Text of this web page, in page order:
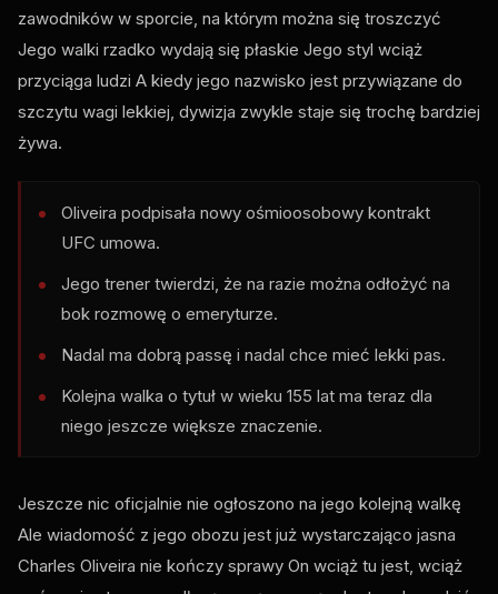
zawodników w sporcie, na którym można się troszczyć
Jego walki rzadko wydają się płaskie Jego styl wciąż
przyciąga ludzi A kiedy jego nazwisko jest przywiązane do
szczytu wagi lekkiej, dywizja zwykle staje się trochę bardziej
żywa.
Oliveira podpisała nowy ośmioosobowy kontrakt
UFC umowa.
Jego trener twierdzi, że na razie można odłożyć na
bok rozmowę o emeryturze.
Nadal ma dobrą passę i nadal chce mieć lekki pas.
Kolejna walka o tytuł w wieku 155 lat ma teraz dla
niego jeszcze większe znaczenie.
Jeszcze nic oficjalnie nie ogłoszono na jego kolejną walkę
Ale wiadomość z jego obozu jest już wystarczająco jasna
Charles Oliveira nie kończy sprawy On wciąż tu jest, wciąż